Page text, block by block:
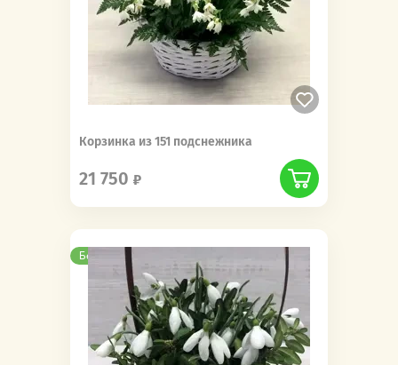
Корзинка из 151 подснежника
21 750
Бесплатная доставка